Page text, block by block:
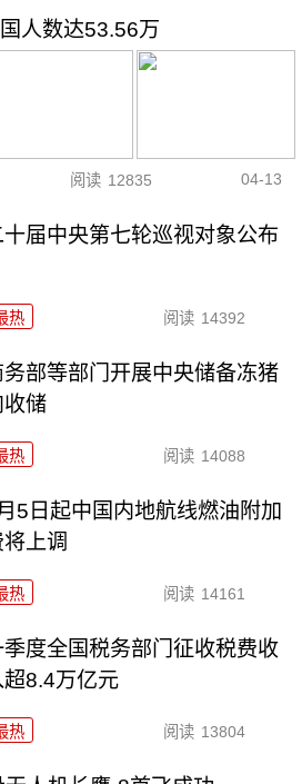
人数达53.56万
阅读 12835 04-13
十届中央第七轮巡视对象公布
热 阅读 14392
务部等部门开展中央储备冻猪
收储
热 阅读 14088
5日起中国内地航线燃油附加
将上调
热 阅读 14161
季度全国税务部门征收税费收
超8.4万亿元
热 阅读 13804